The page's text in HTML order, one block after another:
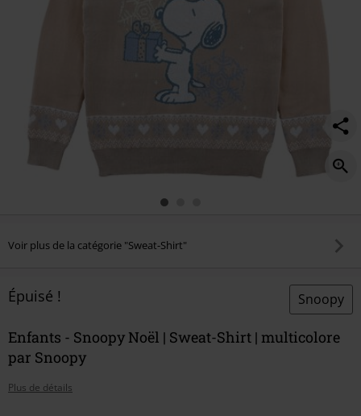
Voir plus de la catégorie "Sweat-Shirt"
Épuisé ! Snoopy
Enfants - Snoopy Noël | Sweat-Shirt | multicolore
par Snoopy
Plus de détails